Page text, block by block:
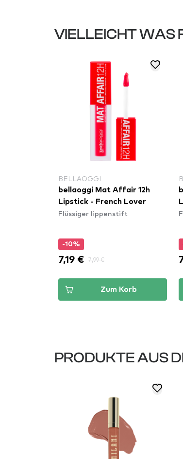
VIELLEICHT WAS
BELLAOGGI
bellaoggi Mat Affair 12h
Lipstick - French Lover
Flüssiger lippenstift
-10%
7,19 € 7,99 €
Zum Korb
PRODUKTE AUS